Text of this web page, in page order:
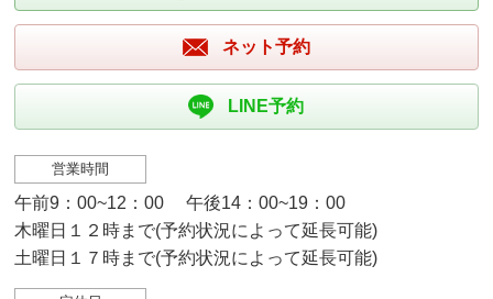
ネット予約
LINE予約
営業時間
午前9：00~12：00 午後14：00~19：00
木曜日１２時まで(予約状況によって延長可能)
土曜日１７時まで(予約状況によって延長可能)